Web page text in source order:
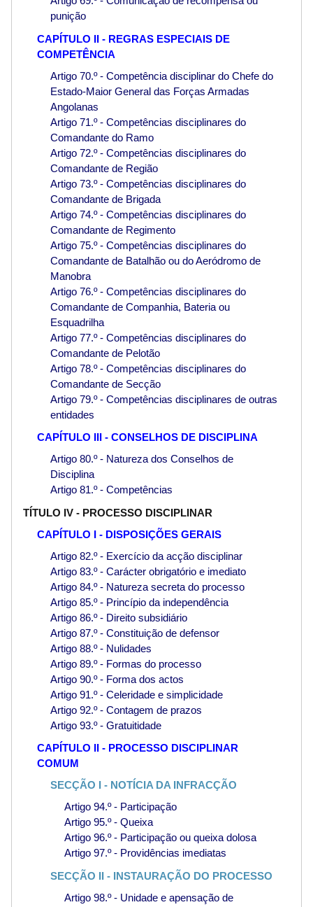
punição
CAPÍTULO II - REGRAS ESPECIAIS DE
COMPETÊNCIA
Artigo 70.º - Competência disciplinar do Chefe do
Estado-Maior General das Forças Armadas
Angolanas
Artigo 71.º - Competências disciplinares do
Comandante do Ramo
Artigo 72.º - Competências disciplinares do
Comandante de Região
Artigo 73.º - Competências disciplinares do
Comandante de Brigada
Artigo 74.º - Competências disciplinares do
Comandante de Regimento
Artigo 75.º - Competências disciplinares do
Comandante de Batalhão ou do Aeródromo de
Manobra
Artigo 76.º - Competências disciplinares do
Comandante de Companhia, Bateria ou
Esquadrilha
Artigo 77.º - Competências disciplinares do
Comandante de Pelotão
Artigo 78.º - Competências disciplinares do
Comandante de Secção
Artigo 79.º - Competências disciplinares de outras
entidades
CAPÍTULO III - CONSELHOS DE DISCIPLINA
Artigo 80.º - Natureza dos Conselhos de
Disciplina
Artigo 81.º - Competências
TÍTULO IV - PROCESSO DISCIPLINAR
CAPÍTULO I - DISPOSIÇÕES GERAIS
Artigo 82.º - Exercício da acção disciplinar
Artigo 83.º - Carácter obrigatório e imediato
Artigo 84.º - Natureza secreta do processo
Artigo 85.º - Princípio da independência
Artigo 86.º - Direito subsidiário
Artigo 87.º - Constituição de defensor
Artigo 88.º - Nulidades
Artigo 89.º - Formas do processo
Artigo 90.º - Forma dos actos
Artigo 91.º - Celeridade e simplicidade
Artigo 92.º - Contagem de prazos
Artigo 93.º - Gratuitidade
CAPÍTULO II - PROCESSO DISCIPLINAR
COMUM
SECÇÃO I - NOTÍCIA DA INFRACÇÃO
Artigo 94.º - Participação
Artigo 95.º - Queixa
Artigo 96.º - Participação ou queixa dolosa
Artigo 97.º - Providências imediatas
SECÇÃO II - INSTAURAÇÃO DO PROCESSO
Artigo 98.º - Unidade e apensação de